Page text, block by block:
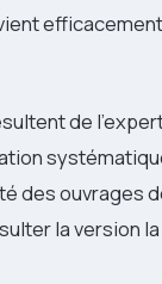
de
des ouvrages
la version